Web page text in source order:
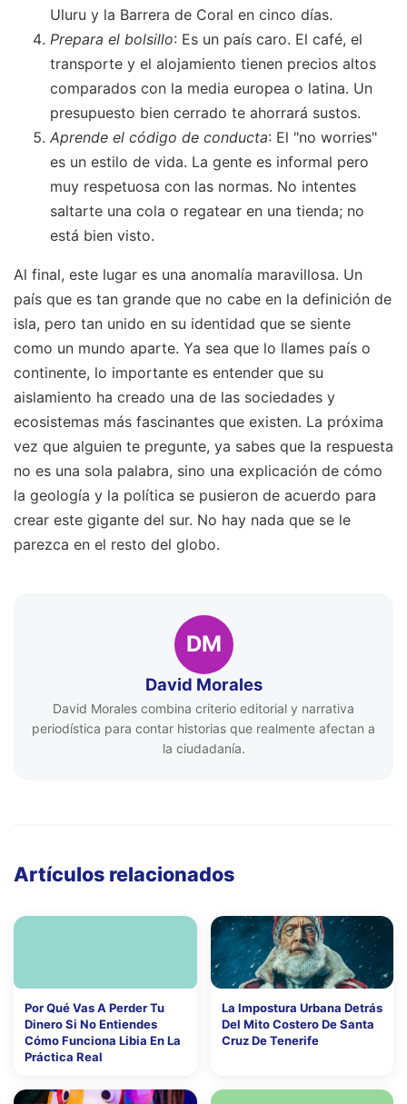
Uluru y la Barrera de Coral en cinco días.
Prepara el bolsillo: Es un país caro. El café, el
transporte y el alojamiento tienen precios altos
comparados con la media europea o latina. Un
presupuesto bien cerrado te ahorrará sustos.
Aprende el código de conducta: El "no worries"
es un estilo de vida. La gente es informal pero
muy respetuosa con las normas. No intentes
saltarte una cola o regatear en una tienda; no
está bien visto.
Al final, este lugar es una anomalía maravillosa. Un
país que es tan grande que no cabe en la definición de
isla, pero tan unido en su identidad que se siente
como un mundo aparte. Ya sea que lo llames país o
continente, lo importante es entender que su
aislamiento ha creado una de las sociedades y
ecosistemas más fascinantes que existen. La próxima
vez que alguien te pregunte, ya sabes que la respuesta
no es una sola palabra, sino una explicación de cómo
la geología y la política se pusieron de acuerdo para
crear este gigante del sur. No hay nada que se le
parezca en el resto del globo.
DM
David Morales
David Morales combina criterio editorial y narrativa
periodística para contar historias que realmente afectan a
la ciudadanía.
Artículos relacionados
Por Qué Vas A Perder Tu
Dinero Si No Entiendes
Cómo Funciona Libia En La
Práctica Real
La Impostura Urbana Detrás
Del Mito Costero De Santa
Cruz De Tenerife